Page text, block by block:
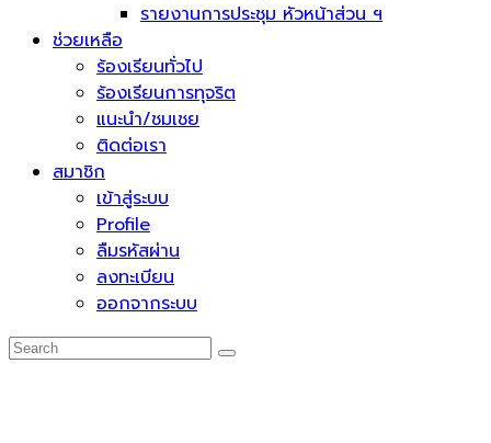
รายงานการประชุม หัวหน้าส่วน ฯ
ช่วยเหลือ
ร้องเรียนทั่วไป
ร้องเรียนการทุจริต
แนะนำ/ชมเชย
ติดต่อเรา
สมาชิก
เข้าสู่ระบบ
Profile
ลืมรหัสผ่าน
ลงทะเบียน
ออกจากระบบ